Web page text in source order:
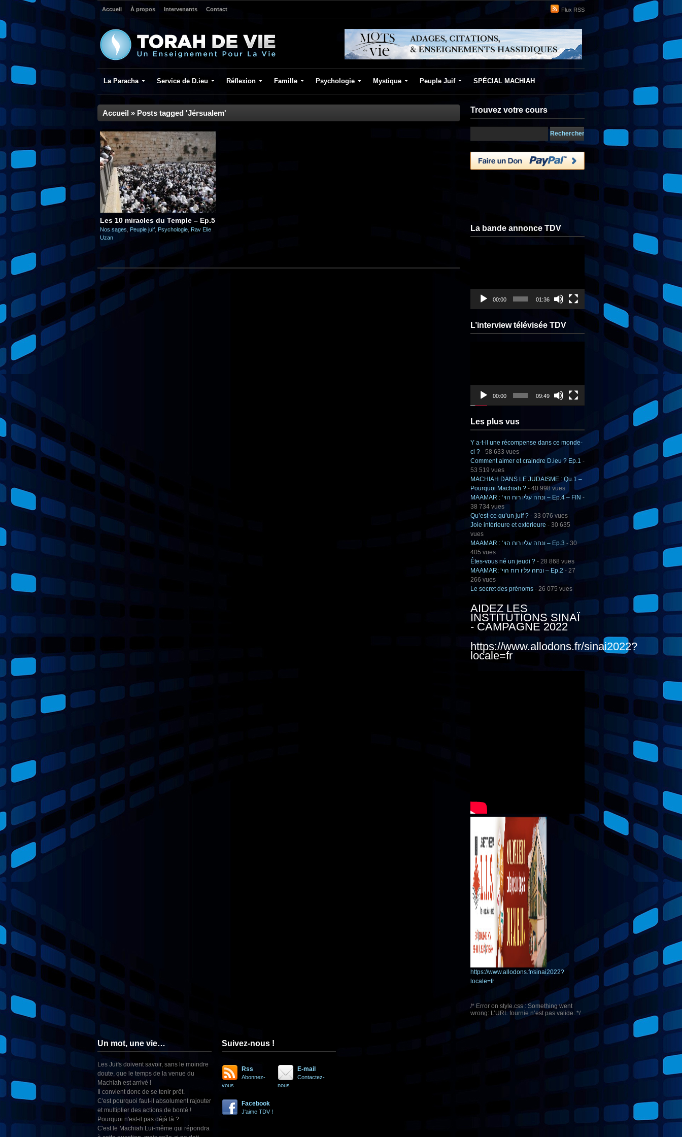
Flux RSS
Accueil À propos Intervenants Contact
La Paracha Service de D.ieu Réflexion Famille Psychologie Mystique Peuple Juif SPÉCIAL MACHIAH
Accueil » Posts tagged 'Jérsualem'
Les 10 miracles du Temple – Ep.5
Nos sages Peuple juif Psychologie Rav Elie
Uzan
Trouvez votre cours
La bande annonce TDV
00:00 01:36
L’interview télévisée TDV
00:00 09:49
Les plus vus
Y a-t-il une récompense dans ce monde-
ci ? - 58 633 vues
Comment aimer et craindre D.ieu ? Ep.1 -
53 519 vues
MACHIAH DANS LE JUDAISME : Qu.1 –
Pourquoi Machiah ? - 40 998 vues
MAAMAR : ‘ונחה עליו רוח הוי – Ep.4 – FIN -
38 734 vues
Qu’est-ce qu’un juif ? - 33 076 vues
Joie intérieure et extérieure - 30 635
vues
MAAMAR : ‘ונחה עליו רוח הוי – Ep.3 - 30
405 vues
Êtes-vous né un jeudi ? - 28 868 vues
MAAMAR: ‘ונחה עליו רוח הוי – Ep.2 - 27
266 vues
Le secret des prénoms - 26 075 vues
AIDEZ LES
INSTITUTIONS SINAÏ
- CAMPAGNE 2022
https://www.allodons.fr/sinai2022?
locale=fr
https://www.allodons.fr/sinai2022?
locale=fr
/* Error on style.css : Something went
wrong: L’URL fournie n’est pas valide. */
Un mot, une vie…
Les Juifs doivent savoir, sans le moindre
doute, que le temps de la venue du
Machiah est arrivé !
Il convient donc de se tenir prêt.
C'est pourquoi faut-il absolument rajouter
et multiplier des actions de bonté !
Pourquoi n'est-il pas déjà là ?
C'est le Machiah Lui-même qui répondra
Suivez-nous !
Rss
Abonnez-
vous
E-mail
Contactez-
nous
Facebook
J'aime TDV !